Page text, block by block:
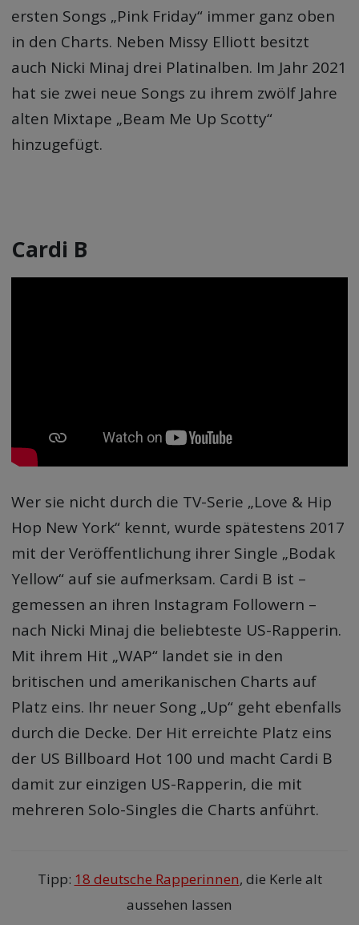
ersten Songs „Pink Friday“ immer ganz oben
in den Charts. Neben Missy Elliott besitzt
auch Nicki Minaj drei Platinalben. Im Jahr 2021
hat sie zwei neue Songs zu ihrem zwölf Jahre
alten Mixtape „Beam Me Up Scotty“
hinzugefügt.
Cardi B
Wer sie nicht durch die TV-Serie „Love & Hip
Hop New York“ kennt, wurde spätestens 2017
mit der Veröffentlichung ihrer Single „Bodak
Yellow“ auf sie aufmerksam. Cardi B ist –
gemessen an ihren Instagram Followern –
nach Nicki Minaj die beliebteste US-Rapperin.
Mit ihrem Hit „WAP“ landet sie in den
britischen und amerikanischen Charts auf
Platz eins. Ihr neuer Song „Up“ geht ebenfalls
durch die Decke. Der Hit erreichte Platz eins
der US Billboard Hot 100 und macht Cardi B
damit zur einzigen US-Rapperin, die mit
mehreren Solo-Singles die Charts anführt.
Tipp: 18 deutsche Rapperinnen, die Kerle alt
aussehen lassen